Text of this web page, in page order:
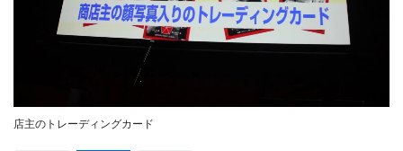
店主のトレーディングカード